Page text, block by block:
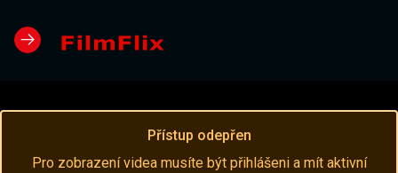
Přístup odepřen
Pro zobrazení videa musíte být přihlášeni a mít aktivní